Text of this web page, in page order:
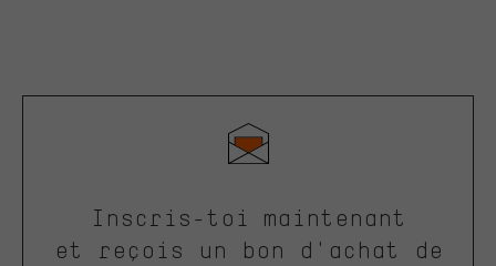
Inscris-toi maintenant
et reçois un bon d'achat de